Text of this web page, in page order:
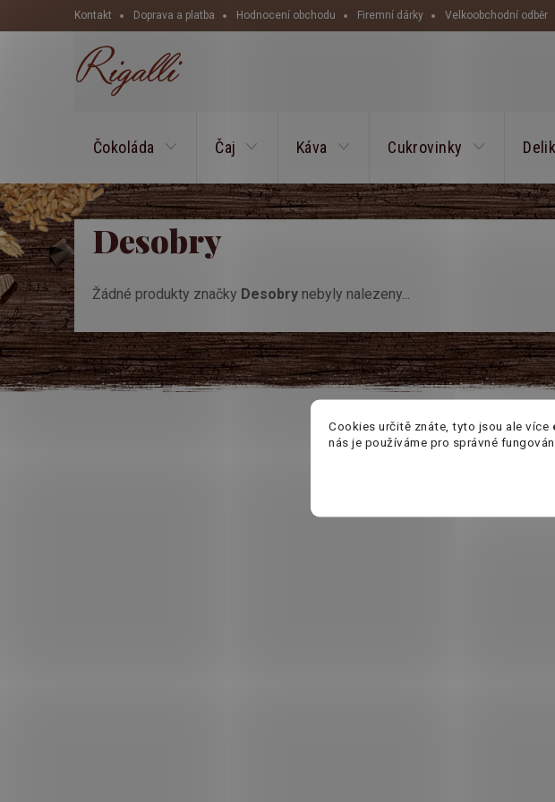
Cookies určitě znáte, tyto jsou ale více
nás je používáme pro správné
na
Kontakt Doprava a platba Hodnocení obchodu Firemní dárky Velkoobchodní odběr
Čokoláda Čaj Káva Cukrovinky
Desobry
Žádné produkty značky Desobry nebyly nalezeny...